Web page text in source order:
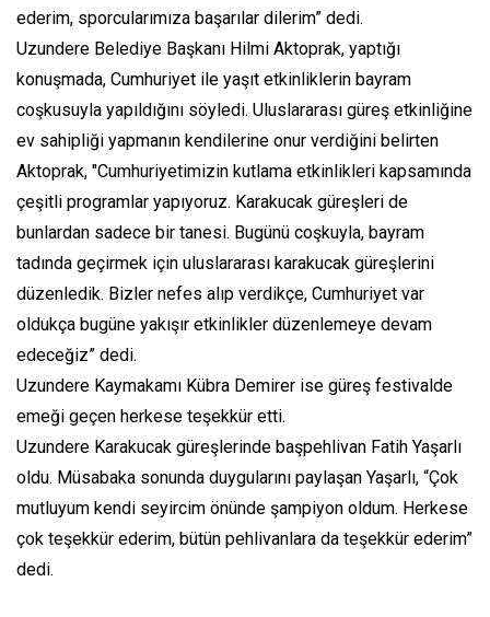
ederim, sporcularımıza başarılar dilerim” dedi.
Uzundere Belediye Başkanı Hilmi Aktoprak, yaptığı
konuşmada, Cumhuriyet ile yaşıt etkinliklerin bayram
coşkusuyla yapıldığını söyledi. Uluslararası güreş etkinliğine
ev sahipliği yapmanın kendilerine onur verdiğini belirten
Aktoprak, "Cumhuriyetimizin kutlama etkinlikleri kapsamında
çeşitli programlar yapıyoruz. Karakucak güreşleri de
bunlardan sadece bir tanesi. Bugünü coşkuyla, bayram
tadında geçirmek için uluslararası karakucak güreşlerini
düzenledik. Bizler nefes alıp verdikçe, Cumhuriyet var
oldukça bugüne yakışır etkinlikler düzenlemeye devam
edeceğiz” dedi.
Uzundere Kaymakamı Kübra Demirer ise güreş festivalde
emeği geçen herkese teşekkür etti.
Uzundere Karakucak güreşlerinde başpehlivan Fatih Yaşarlı
oldu. Müsabaka sonunda duygularını paylaşan Yaşarlı, “Çok
mutluyum kendi seyircim önünde şampiyon oldum. Herkese
çok teşekkür ederim, bütün pehlivanlara da teşekkür ederim”
dedi.